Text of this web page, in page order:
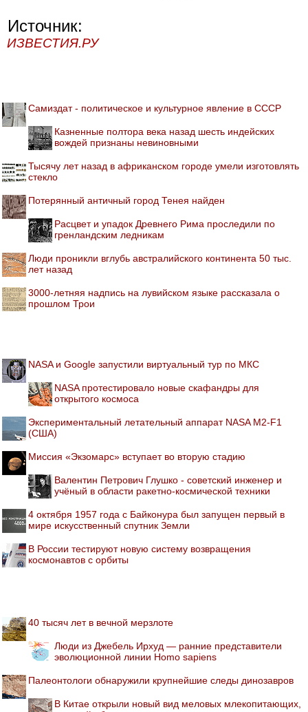
Источник:
ИЗВЕСТИЯ.РУ
Самиздат - политическое и культурное явление в СССР
Казненные полтора века назад шесть индейских
вождей признаны невиновными
Тысячу лет назад в африканском городе умели изготовлять
стекло
Потерянный античный город Тенея найден
Расцвет и упадок Древнего Рима проследили по
гренландским ледникам
Люди проникли вглубь австралийского континента 50 тыс.
лет назад
3000-летняя надпись на лувийском языке рассказала о
прошлом Трои
NASA и Google запустили виртуальный тур по МКС
NASA протестировало новые скафандры для
открытого космоса
Экспериментальный летательный аппарат NASA M2-F1
(США)
Миссия «Экзомарс» вступает во вторую стадию
Валентин Петрович Глушко - советский инженер и
учёный в области ракетно-космической техники
4 октября 1957 года с Байконура был запущен первый в
мире искусственный спутник Земли
В России тестируют новую систему возвращения
космонавтов с орбиты
40 тысяч лет в вечной мерзлоте
Люди из Джебель Ирхуд — ранние представители
эволюционной линии Homo sapiens
Палеонтологи обнаружили крупнейшие следы динозавров
В Китае открыли новый вид меловых млекопитающих,